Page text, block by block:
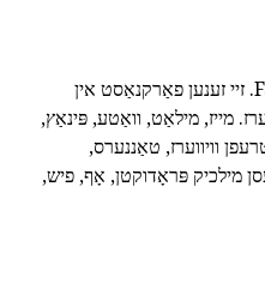
שלעכט - עס ס מערסטנס Farmers. זיי זענען פאַרקנאַסט אין
מייז, מילאַט, וואַטע, פּינאַץ,
וויווערז, טאַננערס,
מילכיק פּראָדוקטן, אָף, פיש,